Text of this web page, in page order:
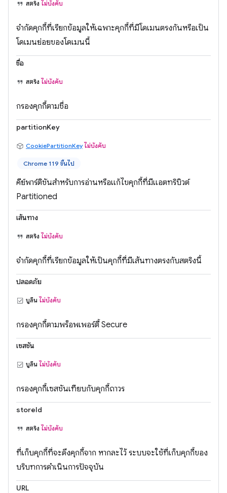
สตริง ไม่บังคับ
จำกัดคุกกี้ที่เรียกข้อมูลให้เฉพาะคุกกี้ที่มีโดเมนตรงกันหรือเป็น
โดเมนย่อยของโดเมนนี้
ชื่อ
สตริง ไม่บังคับ
กรองคุกกี้ตามชื่อ
partitionKey
CookiePartitionKey ไม่บังคับ
Chrome 119 ขึ้นไป
คีย์พาร์ติชันสำหรับการอ่านหรือแก้ไขคุกกี้ที่มีแอตทริบิวต์
Partitioned
เส้นทาง
สตริง ไม่บังคับ
จำกัดคุกกี้ที่เรียกข้อมูลให้เป็นคุกกี้ที่มีเส้นทางตรงกับสตริงนี้
ปลอดภัย
บูลีน ไม่บังคับ
กรองคุกกี้ตามพร็อพเพอร์ตี้ Secure
เซสชัน
บูลีน ไม่บังคับ
กรองคุกกี้เซสชันเทียบกับคุกกี้ถาวร
storeId
สตริง ไม่บังคับ
ที่เก็บคุกกี้ที่จะดึงคุกกี้จาก หากละไว้ ระบบจะใช้ที่เก็บคุกกี้ของ
บริบทการดำเนินการปัจจุบัน
URL